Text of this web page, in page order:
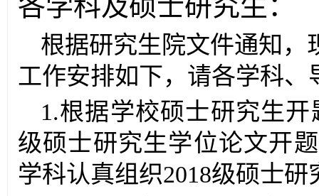
根据研究生院文件通知，
工作安排如下，请各学科
1.根据学校硕士研究生开
级硕士研究生学位论文开
学科认真组织2018级硕士研